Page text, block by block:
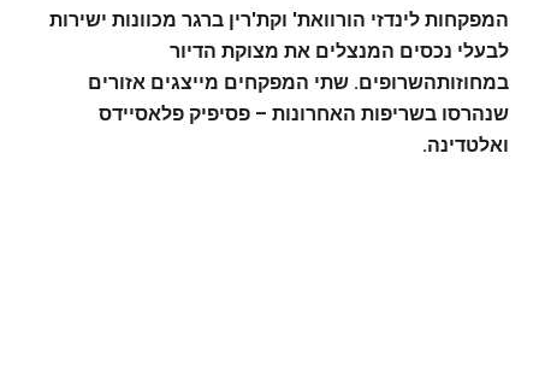
המפקחות לינדזי הורוואת' וקת'רין ברגר מכוונות ישירות
לבעלי נכסים המנצלים את מצוקת הדיור
במחוזותהשרופים. שתי המפקחים מייצגים אזורים
שנהרסו בשריפות האחרונות – פסיפיק פלאסיידס
ואלטדינה.